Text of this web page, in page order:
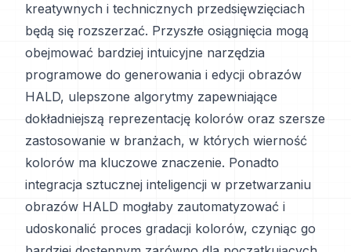
kreatywnych i technicznych przedsięwzięciach
będą się rozszerzać. Przyszłe osiągnięcia mogą
obejmować bardziej intuicyjne narzędzia
programowe do generowania i edycji obrazów
HALD, ulepszone algorytmy zapewniające
dokładniejszą reprezentację kolorów oraz szersze
zastosowanie w branżach, w których wierność
kolorów ma kluczowe znaczenie. Ponadto
integracja sztucznej inteligencji w przetwarzaniu
obrazów HALD mogłaby zautomatyzować i
udoskonalić proces gradacji kolorów, czyniąc go